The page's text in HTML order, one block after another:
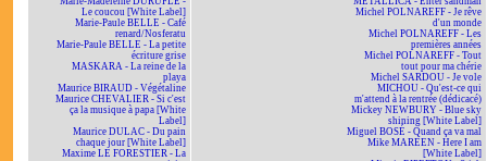
Le coucou [White Label]
Marie-Paule BELLE - Café
renard/Nosferatu
Marie-Paule BELLE - La petite
écriture grise
MASKARA - La reine de la
playa
Maurice BIRAUD - Végétaline
Maurice CHEVALIER - Si c'est
ça la musique à papa [White
Label]
Maurice DULAC - Du pain
chaque jour [White Label]
Maxime LE FORESTIER - La
Michel POLNAREFF - Je rêve
d'un monde
Michel POLNAREFF - Les
premières années
Michel POLNAREFF - Tout
tout pour ma chérie
Michel SARDOU - Je vole
MICHOU - Qu'est-ce qui
m'attend à la rentrée (dédicacé)
Mickey NEWBURY - Blue sky
shining [White Label]
Miguel BOSÉ - Quand ça va mal
Mike MAREEN - Here I am
[White Label]